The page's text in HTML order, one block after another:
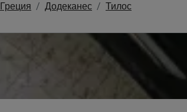
Додеканес Тилос